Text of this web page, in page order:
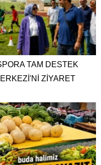
TAM DESTEK
ZİYARET